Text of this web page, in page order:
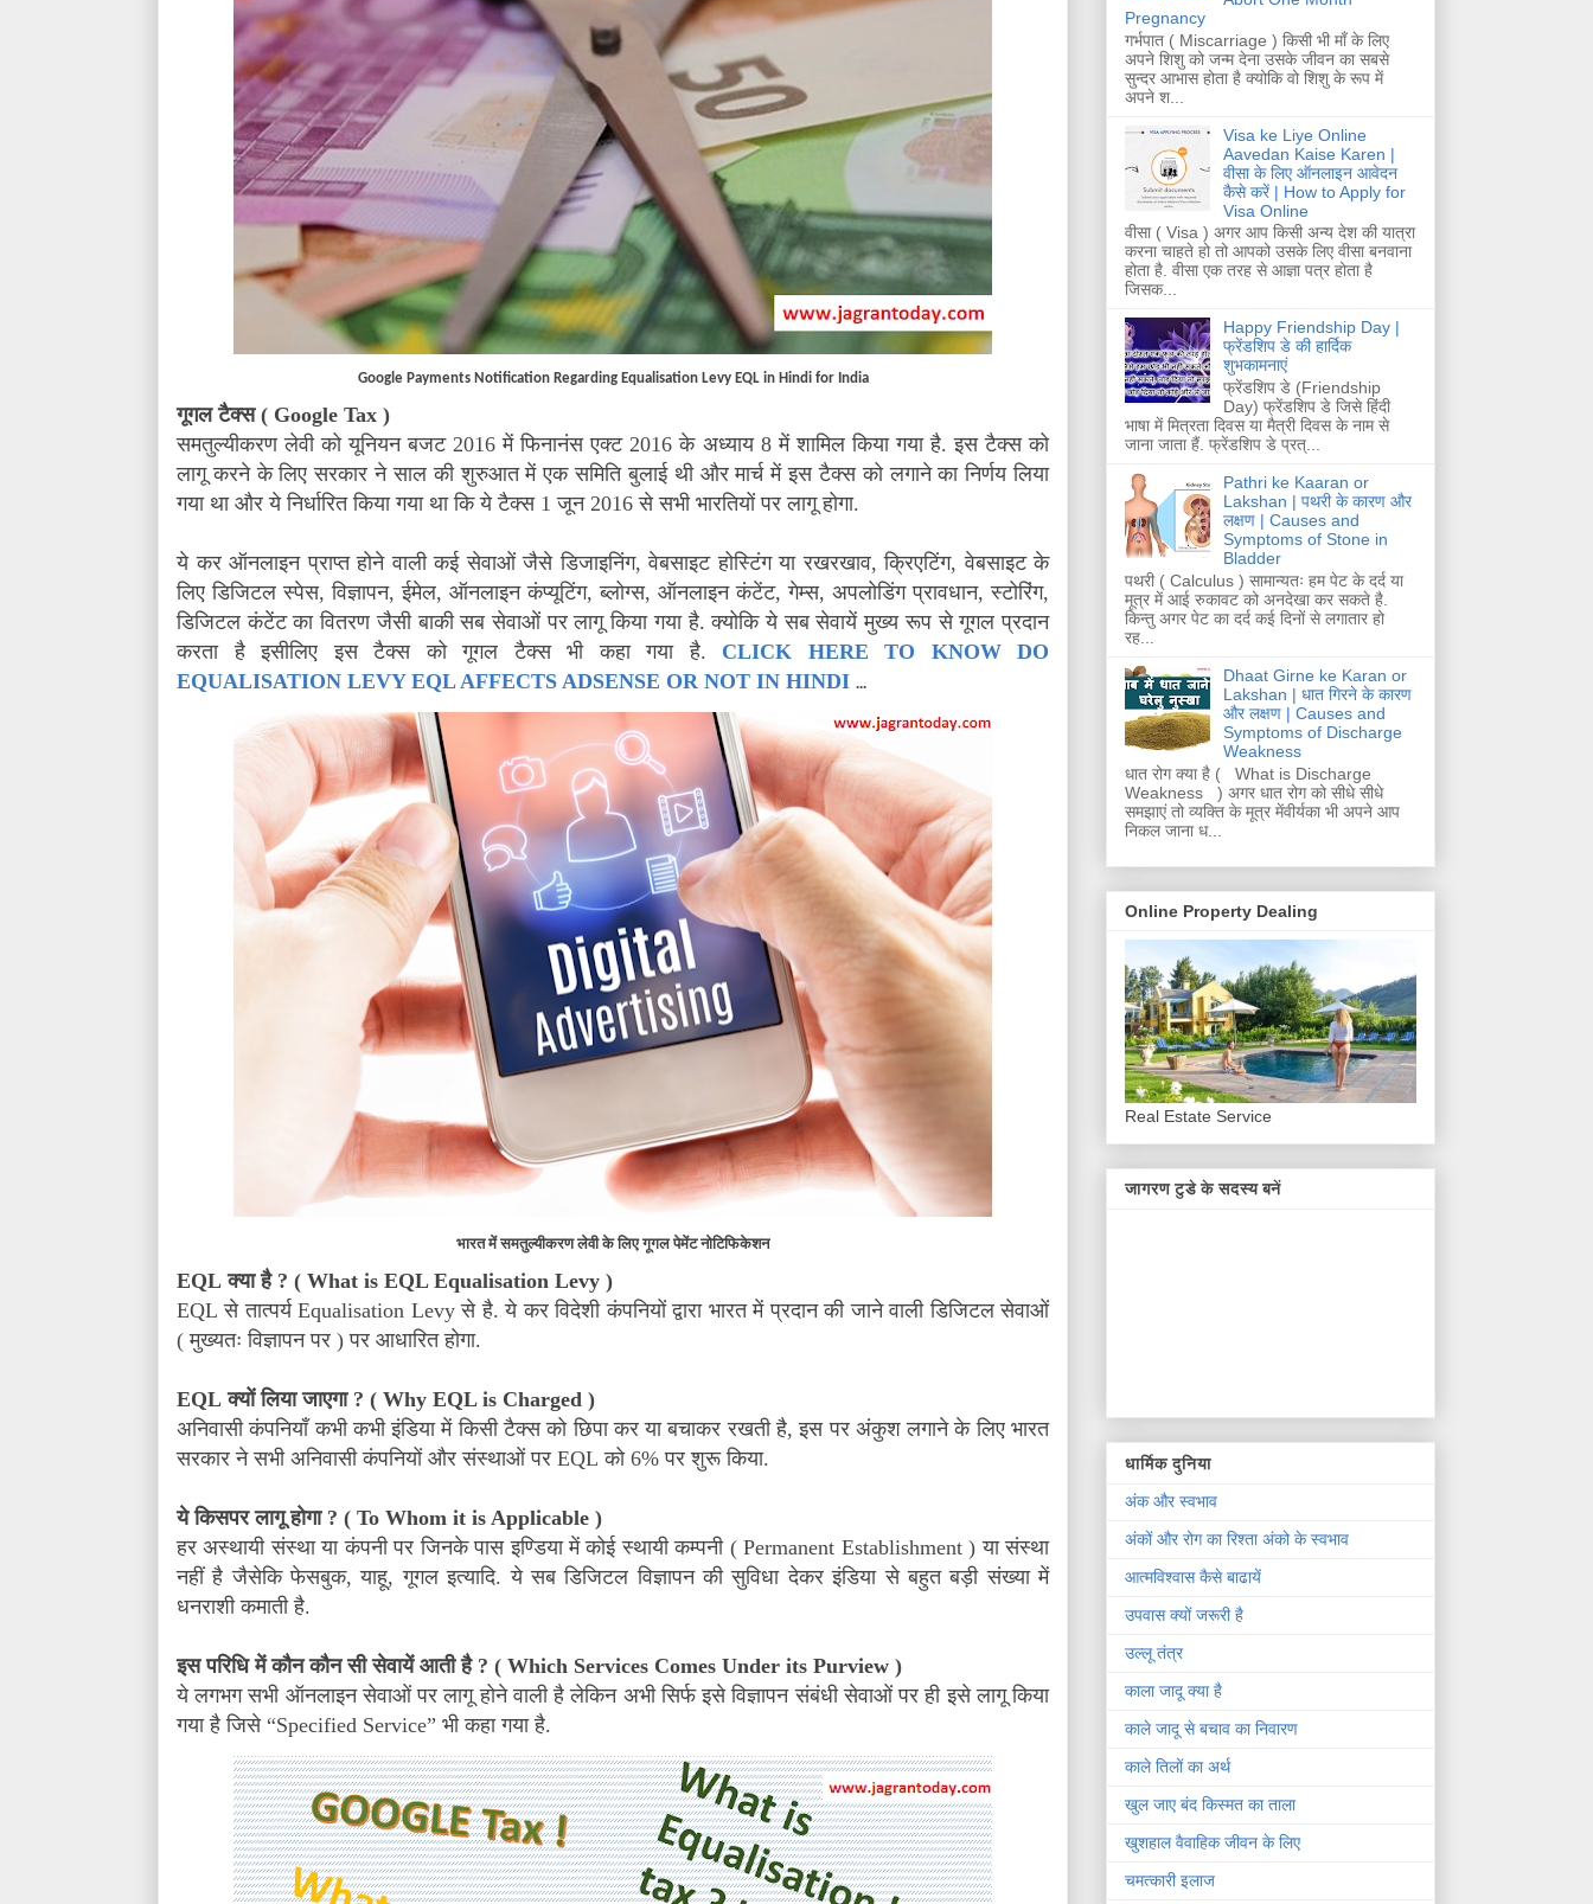
Google Payments Notification Regarding Equalisation Levy EQL in Hindi for India
गूगल टैक्स ( Google Tax )
समतुल्यीकरण लेवी को यूनियन बजट 2016 में फिनानंस एक्ट 2016 के अध्याय 8 में शामिल किया गया है. इस टैक्स को
लागू करने के लिए सरकार ने साल की शुरुआत में एक समिति बुलाई थी और मार्च में इस टैक्स को लगाने का निर्णय लिया
गया था और ये निर्धारित किया गया था कि ये टैक्स 1 जून 2016 से सभी भारतियों पर लागू होगा.
ये कर ऑनलाइन प्राप्त होने वाली कई सेवाओं जैसे डिजाइनिंग,वेबसाइट होस्टिंग या रखरखाव,क्रिएटिंग,वेबसाइट के
लिए डिजिटल स्पेस,विज्ञापन,ईमेल, ऑनलाइन कंप्यूटिंग,ब्लोग्स, ऑनलाइन कंटेंट,गेम्स, अपलोडिंग प्रावधान,स्टोरिंग,
डिजिटल कंटेंट का वितरण जैसी बाकी सब सेवाओं पर लागू किया गया है. क्योकि ये सब सेवायें मुख्य रूप से गूगल प्रदान
करता है इसीलिए इस टैक्स को गूगल टैक्स भी कहा गया है. CLICK HERE TO KNOW DO
EQUALISATION LEVY EQL AFFECTS ADSENSE OR NOT IN HINDI ...
भारत में समतुल्यीकरण लेवी के लिए गूगल पेमेंट नोटिफिकेशन
EQL क्या है ? ( What is EQL Equalisation Levy )
EQL से तात्पर्य Equalisation Levy से है. ये कर विदेशी कंपनियों द्वारा भारत में प्रदान की जाने वाली डिजिटल सेवाओं
( मुख्यतः विज्ञापन पर ) पर आधारित होगा.
EQL क्यों लिया जाएगा ? ( Why EQL is Charged )
अनिवासी कंपनियाँ कभी कभी इंडिया में किसी टैक्स को छिपा कर या बचाकर रखती है,इस पर अंकुश लगाने के लिए भारत
सरकार ने सभी अनिवासी कंपनियों और संस्थाओं पर EQL को 6% पर शुरू किया.
ये किसपर लागू होगा ? ( To Whom it is Applicable )
हर अस्थायी संस्था या कंपनी पर जिनके पास इण्डिया में कोई स्थायी कम्पनी ( Permanent Establishment ) या संस्था
नहीं है जैसेकि फेसबुक,याहू,गूगल इत्यादि. ये सब डिजिटल विज्ञापन की सुविधा देकर इंडिया से बहुत बड़ी संख्या में
धनराशी कमाती है.
इस परिधि में कौन कौन सी सेवायें आती है ? ( Which Services Comes Under its Purview )
ये लगभग सभी ऑनलाइन सेवाओं पर लागू होने वाली है लेकिन अभी सिर्फ इसे विज्ञापन संबंधी सेवाओं पर ही इसे लागू किया
गया है जिसे “Specified Service” भी कहा गया है.
Pregnancy
गर्भपात ( Miscarriage ) किसी भी माँ के लिए
अपने शिशु को जन्म देना उसके जीवन का सबसे
सुन्दर आभास होता है क्योकि वो शिशु के रूप में
अपने श...
Visa ke Liye Online
Aavedan Kaise Karen |
वीसा के लिए ऑनलाइन आवेदन
कैसे करें | How to Apply for
Visa Online
वीसा ( Visa ) अगर आप किसी अन्य देश की यात्रा
करना चाहते हो तो आपको उसके लिए वीसा बनवाना
होता है. वीसा एक तरह से आज्ञा पत्र होता है
जिसक...
Happy Friendship Day |
फ्रेंडशिप डे की हार्दिक
शुभकामनाएं
फ्रेंडशिप डे (Friendship
Day) फ्रेंडशिप डे जिसे हिंदी
भाषा में मित्रता दिवस या मैत्री दिवस के नाम से
जाना जाता हैं. फ्रेंडशिप डे प्रत्...
Pathri ke Kaaran or
Lakshan | पथरी के कारण और
लक्षण | Causes and
Symptoms of Stone in
Bladder
पथरी ( Calculus ) सामान्यतः हम पेट के दर्द या
मूत्र में आई रुकावट को अनदेखा कर सकते है.
किन्तु अगर पेट का दर्द कई दिनों से लगातार हो
रह...
Dhaat Girne ke Karan or
Lakshan | धात गिरने के कारण
और लक्षण | Causes and
Symptoms of Discharge
Weakness
धात रोग क्या है ( What is Discharge
Weakness ) अगर धात रोग को सीधे सीधे
समझाएं तो व्यक्ति के मूत्र मेंवीर्यका भी अपने आप
निकल जाना ध...
Online Property Dealing
Real Estate Service
जागरण टुडे के सदस्य बनें
धार्मिक दुनिया
अंक और स्वभाव
अंकों और रोग का रिश्ता अंको के स्वभाव
आत्मविश्वास कैसे बाढायें
उपवास क्यों जरूरी है
उल्लू तंत्र
काला जादू क्या है
काले जादू से बचाव का निवारण
काले तिलों का अर्थ
खुल जाए बंद किस्मत का ताला
खुशहाल वैवाहिक जीवन के लिए
चमत्कारी इलाज